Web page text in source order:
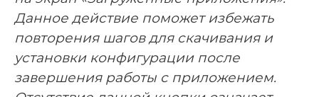
Данное действие поможет избежать
повторения шагов для скачивания и
установки конфигурации после
завершения работы с приложением.